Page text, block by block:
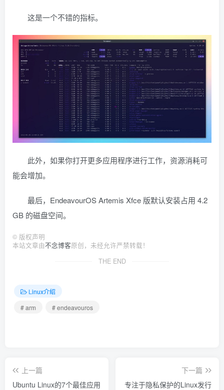
这是一个不错的指标。
此外，如果你打开更多应用程序进行工作，资源消耗可
能会增加。
最后，EndeavourOS Artemis Xfce 版默认安装占用 4.2
GB 的磁盘空间。
© 版权声明
本站文章由不念博客原创，未经允许严禁转载！
THE END
Linux介绍
# arm
# endeavouros
上一篇
Ubuntu Linux的7个最佳应用
下一篇
专注于隐私保护的Linux发行